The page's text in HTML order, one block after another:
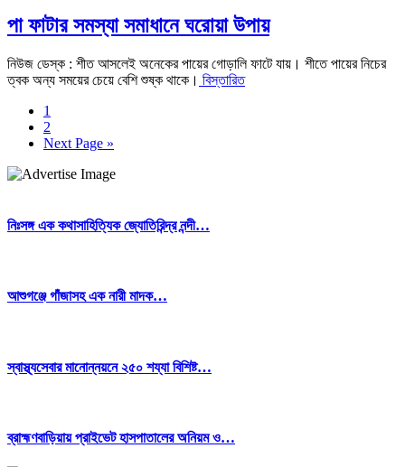
পা ফাটার সমস্যা সমাধানে ঘরোয়া উপায়
নিউজ ডেস্ক : শীত আসলেই অনেকের পায়ের গোড়ালি ফাটে যায়। শীতে পায়ের নিচের
ত্বক অন্য সময়ের চেয়ে বেশি শুষ্ক থাকে। বিস্তারিত
1
2
Next Page »
নিঃসঙ্গ এক কথাসাহিত্যিক জ্যোতিরিন্দ্র নন্দী…
আশুগঞ্জে গাঁজাসহ এক নারী মাদক…
স্বাস্থ্যসেবার মানোন্নয়নে ২৫০ শয্যা বিশিষ্ট…
ব্রাহ্মণবাড়িয়ায় প্রাইভেট হাসপাতালের অনিয়ম ও…